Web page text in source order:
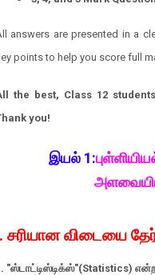
answers are presented in a
points to help you score full
the best, Class 12
you!
இயல் 1:
சரியான விடையை
"ஸ்டாட்டிஸ்டிக்ஸ்"(Statistics)